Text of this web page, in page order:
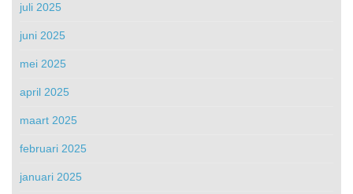
juli 2025
juni 2025
mei 2025
april 2025
maart 2025
februari 2025
januari 2025